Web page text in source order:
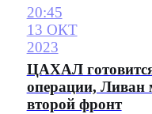
20:45
13 ОКТ
2023
ЦАХАЛ
операции, Ливан
второй фронт